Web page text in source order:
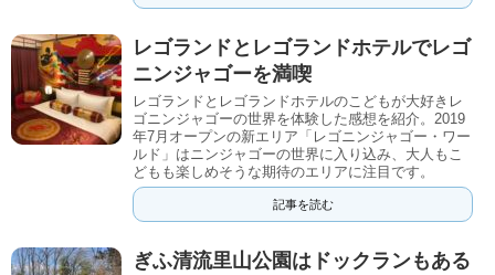
レゴランドとレゴランドホテルでレゴ
ニンジャゴーを満喫
レゴランドとレゴランドホテルのこどもが大好きレ
ゴニンジャゴーの世界を体験した感想を紹介。2019
年7月オープンの新エリア「レゴニンジャゴー・ワー
ルド」はニンジャゴーの世界に入り込み、大人もこ
どもも楽しめそうな期待のエリアに注目です。
記事を読む
ぎふ清流里山公園はドックランもある